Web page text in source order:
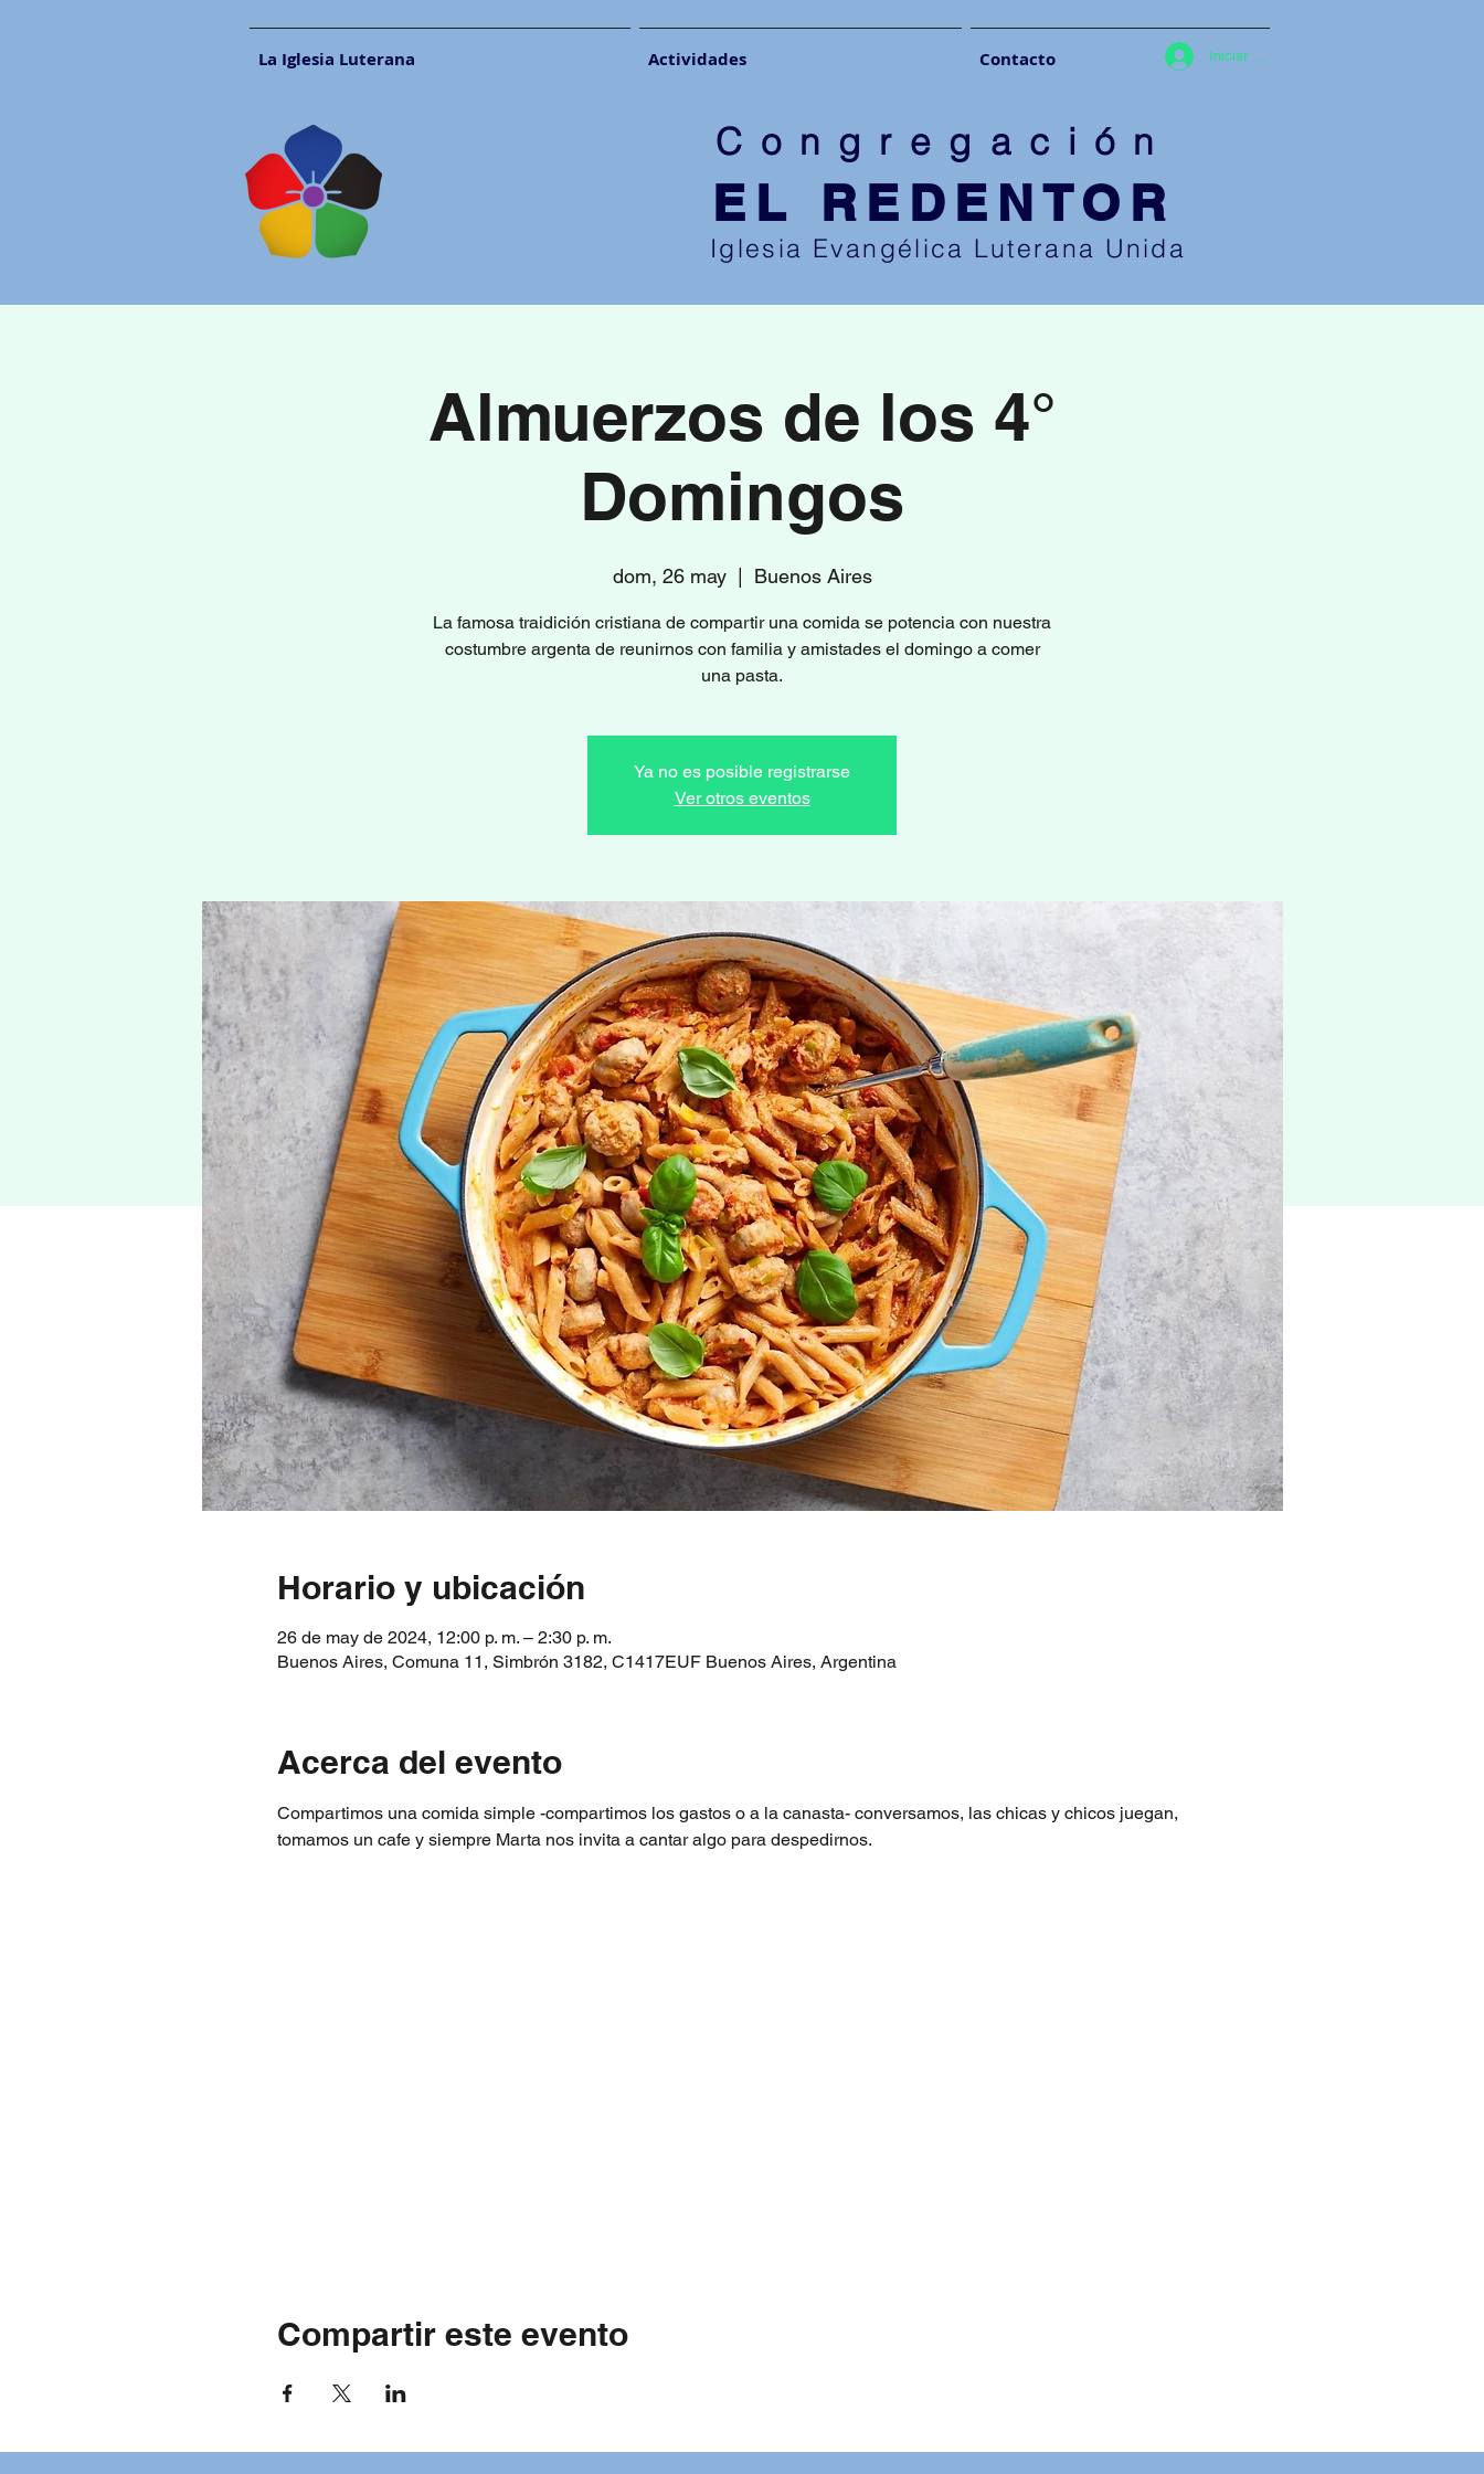
La Iglesia Luterana Actividades Contacto Iniciar sesión
Congregació n
EL REDENTOR
Iglesia Evangélica Luterana Unida
Almuerzos de los 4°
Domingos
dom, 26 may
  |
Buenos Aires
La famosa traidición cristiana de compartir una comida se potencia con nuestra
costumbre argenta de reunirnos con familia y amistades el domingo a comer
una pasta.
Ya no es posible registrarse
Ver otros eventos
Horario y ubicación
26 de may de 2024, 12:00 p. m. – 2:30 p. m.
Buenos Aires, Comuna 11, Simbrón 3182, C1417EUF Buenos Aires, Argentina
Acerca del evento
Compartimos una comida simple -compartimos los gastos o a la canasta- conversamos, las chicas y chicos juegan,
tomamos un cafe y siempre Marta nos invita a cantar algo para despedirnos.
Compartir este evento